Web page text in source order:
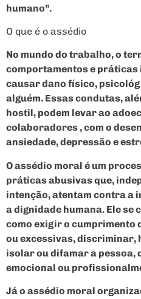
humano”.
O que é o assédio
No mundo do trabalho, o
comportamentos e práticas
causar dano físico,
alguém. Essas condutas,
hostil, podem levar ao
colaboradores , com o
ansiedade, depressão e
O assédio moral é um
práticas abusivas que,
intenção, atentam contra a
a dignidade humana. Ele
como exigir o cumprimento
ou excessivas, discriminar,
isolar ou difamar a pessoa,
emocional ou
Já o assédio moral